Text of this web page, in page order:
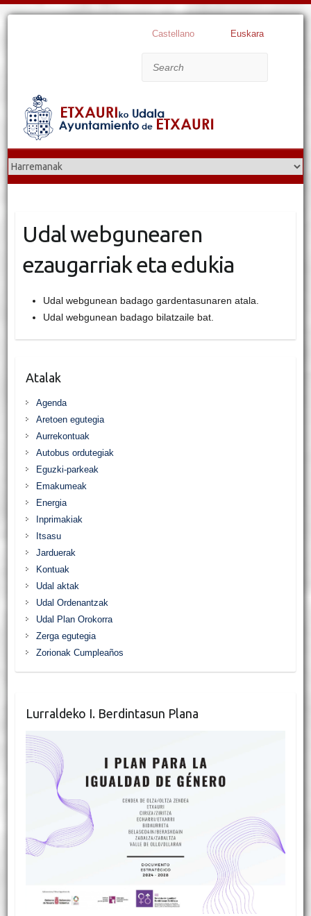
Castellano Euskara
Udal webgunearen
ezaugarriak eta edukia
Udal webgunean badago gardentasunaren atala.
Udal webgunean badago bilatzaile bat.
Atalak
Agenda
Aretoen egutegia
Aurrekontuak
Autobus ordutegiak
Eguzki-parkeak
Emakumeak
Energia
Inprimakiak
Itsasu
Jarduerak
Kontuak
Udal aktak
Udal Ordenantzak
Udal Plan Orokorra
Zerga egutegia
Zorionak Cumpleaños
Lurraldeko I. Berdintasun Plana